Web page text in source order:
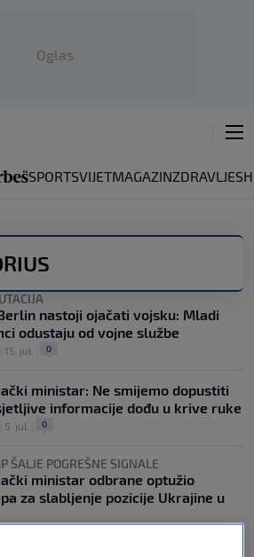
Oglas
SPORTSVIJETMAGAZINZDRAVLJE
nastoji ojačati vojsku: Mladi
odustaju od vojne službe
15. jul. 0
ministar: Ne smijemo dopustiti
informacije dođu u krive ruke
5. jul. 0
ŠALJE POGREŠNE SIGNALE
ministar odbrane optužio
za slabljenje pozicije Ukrajine u